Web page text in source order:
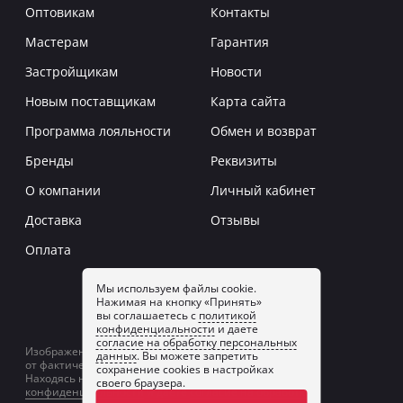
Мы используем файлы cookie.
Нажимая на кнопку «Принять»
вы соглашаетесь с политикой
конфиденциальности и даете
согласие на обработку персональных
данных. Вы можете запретить
сохранение cookies в настройках
своего браузера.
Оптовикам
Мастерам
Застройщикам
Новым поставщикам
Программа лояльности
Бренды
О компании
Доставка
Оплата
Контакты
Гарантия
Новости
Карта сайта
Обмен и возврат
Реквизиты
Личный кабинет
Отзывы
Заказать звонок
Изображение товаров на сайте может отличаться
от фактического изображения.
Находясь на сайте, вы принимаетеполитику
конфиденциальностии даетесогласие на обработку